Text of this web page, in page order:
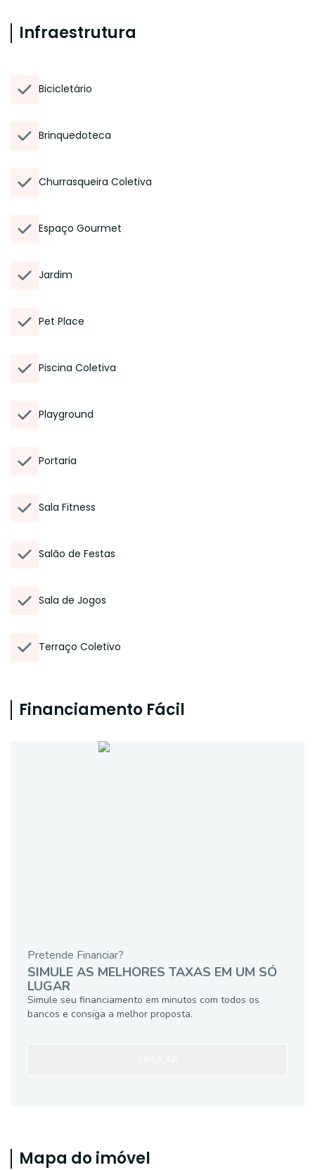
Infraestrutura
Bicicletário
Brinquedoteca
Churrasqueira Coletiva
Espaço Gourmet
Jardim
Pet Place
Piscina Coletiva
Playground
Portaria
Sala Fitness
Salão de Festas
Sala de Jogos
Terraço Coletivo
Financiamento Fácil
Pretende Financiar?
SIMULE AS MELHORES TAXAS EM UM SÓ
LUGAR
Simule seu financiamento em minutos com todos os
bancos e consiga a melhor proposta.
Mapa do imóvel